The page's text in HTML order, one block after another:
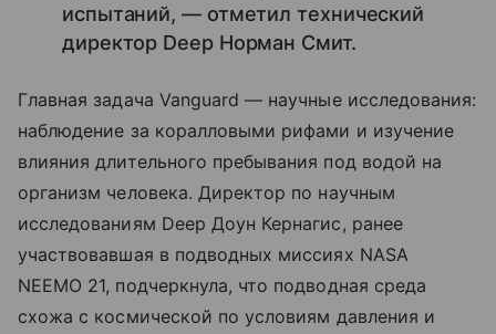
испытаний, — отметил технический
директор Deep Норман Смит.
Главная задача Vanguard — научные исследования:
наблюдение за коралловыми рифами и изучение
влияния длительного пребывания под водой на
организм человека. Директор по научным
исследованиям Deep Доун Кернагис, ранее
участвовавшая в подводных миссиях NASA
NEEMO 21, подчеркнула, что подводная среда
схожа с космической по условиям давления и